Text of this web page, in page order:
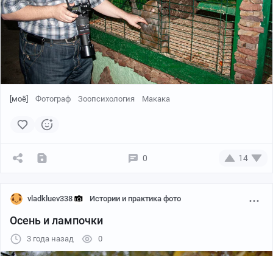
[моё] Фотограф Зоопсихология Макака
0 14
vladkluev338 Истории и практика фото
Осень и лампочки
3 года назад 0